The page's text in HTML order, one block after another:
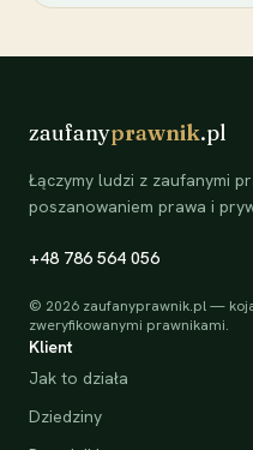
zaufanyprawnik.pl
Łączymy ludzi z zaufanymi
poszanowaniem prawa i
+48 786 564 056
© 2026 zaufanyprawnik.pl —
zweryfikowanymi prawnikami.
Klient
Jak to działa
Dziedziny